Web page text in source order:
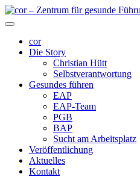
cor
Die Story
Christian Hütt
Selbstverantwortung
Gesundes führen
EAP
EAP-Team
PGB
BAP
Sucht am Arbeitsplatz
Veröffentlichung
Aktuelles
Kontakt